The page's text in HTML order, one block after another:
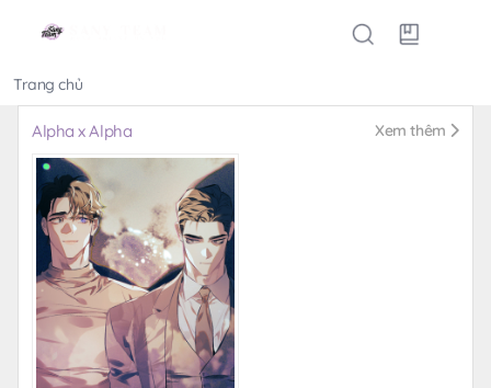
Trang chủ
Alpha x Alpha Xem thêm